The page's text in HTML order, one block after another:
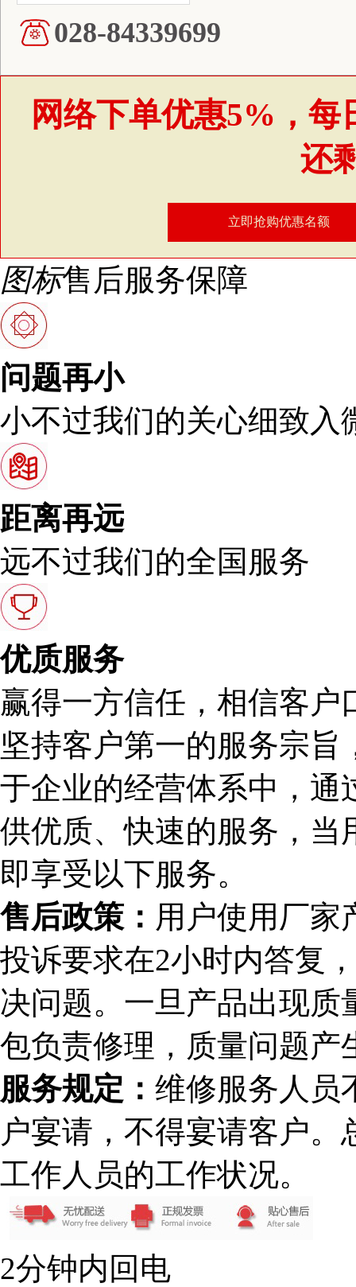
028-84339699
网络下单优惠5%，
还
立即抢购优惠名额
图标售后服务保障
问题再小
小不过我们的关心细致入
距离再远
远不过我们的全国服务
优质服务
赢得一方信任，相信客户
坚持客户第一的服务宗旨
于企业的经营体系中，通
供优质、快速的服务，当
即享受以下服务。
售后政策： 用户使用厂家
投诉要求在2小时内答复
决问题。一旦产品出现
包负责修理，质量问题产
服务规定： 维修服务人员
户宴请，不得宴请客户
工作人员的工作状况。
2分钟内回电